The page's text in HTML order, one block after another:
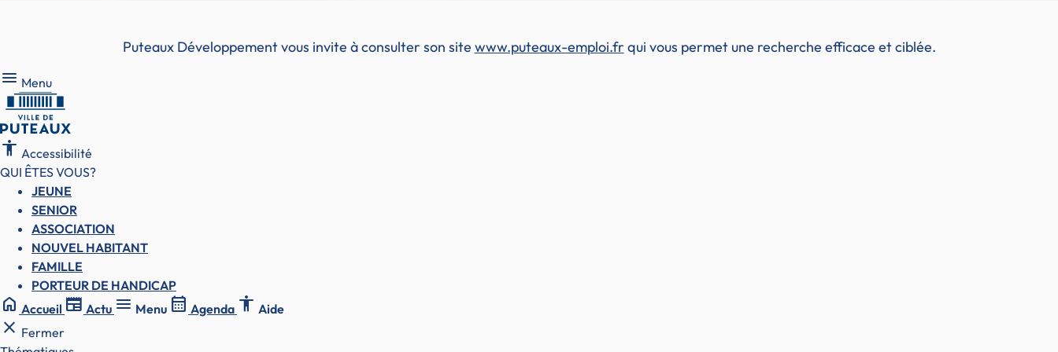
Puteaux Développement vous invite à consulter son site www.puteaux-emploi.fr qui vous permet une recherche efficace et ciblée.
Menu Menu
accessibility Accessibilité
QUI ÊTES VOUS?
JEUNE
SENIOR
ASSOCIATION
NOUVEL HABITANT
FAMILLE
PORTEUR DE HANDICAP
home Accueil newspaper Actu menu Menu calendar_month Agenda accessibility Aide
close Fermer